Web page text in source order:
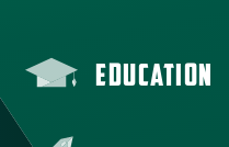
EDUCATION